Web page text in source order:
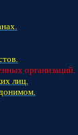
организаций.
лиц.